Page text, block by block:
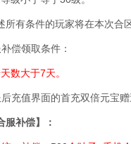
所有条件的玩家将在本次合
偿领取条件：
数大于7天。
充值界面的首充双倍元宝
服补偿】：